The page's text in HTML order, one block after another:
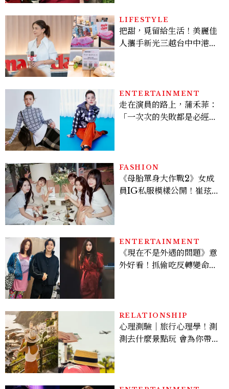
LIFESTYLE
把甜，覓留給生活！美麗佳
人攜手新光三越台中中港
ENTERTAINMENT
走在演員的路上，蒲禾菲：
「一次次的失敗都是必經過
FASHION
《母胎單身大作戰2》女成
員IG私服模樣公開！崔玹諝
ENTERTAINMENT
《現在不是外遇的問題》意
外好看！抓偷吃反轉變命
看點懶人包
RELATIONSHIP
心理測驗｜旅行心理學！測
測去什麼景點玩 會為你帶來